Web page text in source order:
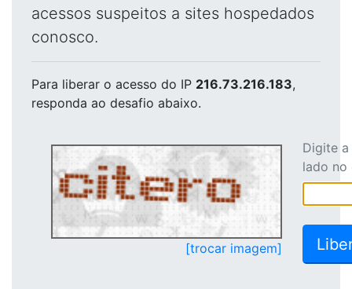
acessos suspeitos a sites hospedados
conosco.
Para liberar o acesso do IP 216.73.216.183,
responda ao desafio abaixo.
[trocar imagem]
Digite
lado no